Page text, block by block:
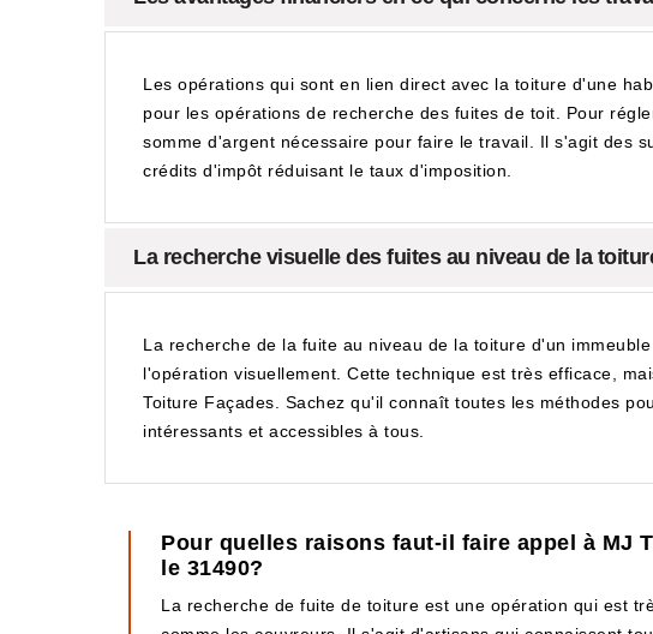
Les opérations qui sont en lien direct avec la toiture d'une
pour les opérations de recherche des fuites de toit. Pour
somme d'argent nécessaire pour faire le travail. Il s'agit des
crédits d'impôt réduisant le taux d'imposition.
La recherche visuelle des fuites au niveau de la
La recherche de la fuite au niveau de la toiture d'un
l'opération visuellement. Cette technique est très efficace,
Toiture Façades. Sachez qu'il connaît toutes les méthodes
intéressants et accessibles à tous.
Pour quelles raisons faut-il faire appel à MJ
le 31490?
La recherche de fuite de toiture est une opération qui est